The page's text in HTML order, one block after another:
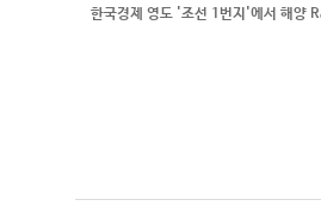
한국경제 영도 '조선 1번지'에서 해양